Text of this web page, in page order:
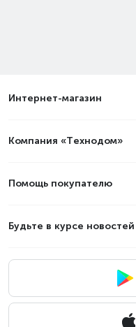
Интернет-магазин
Компания «Технодом»
Помощь покупателю
Будьте в курсе новостей